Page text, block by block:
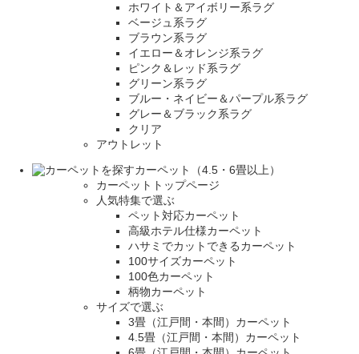
ホワイト＆アイボリー系ラグ
ベージュ系ラグ
ブラウン系ラグ
イエロー＆オレンジ系ラグ
ピンク＆レッド系ラグ
グリーン系ラグ
ブルー・ネイビー＆パープル系ラグ
グレー＆ブラック系ラグ
クリア
アウトレット
カーペット（4.5・6畳以上）
カーペットトップページ
人気特集で選ぶ
ペット対応カーペット
高級ホテル仕様カーペット
ハサミでカットできるカーペット
100サイズカーペット
100色カーペット
柄物カーペット
サイズで選ぶ
3畳（江戸間・本間）カーペット
4.5畳（江戸間・本間）カーペット